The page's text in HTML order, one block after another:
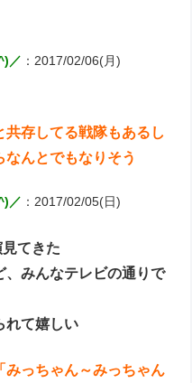
／ ：2017/02/06(月)
存してる戦隊もあるし
んとでもなりそう
／ ：2017/02/05(日)
てきた
、みんなテレビの通りで
れて嬉しい
「みっちゃん～みっちゃん